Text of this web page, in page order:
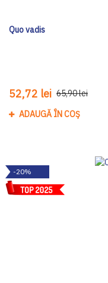
Quo vadis
52,72 lei 65,90 lei
ADAUGĂ ÎN COȘ
-20%